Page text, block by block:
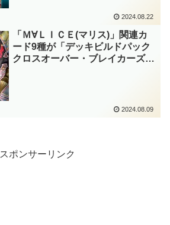
ク3！！効果が自己完結していて
優秀過ぎますね……。【遊戯王
OCG】
2024.08.22
「Ｍ∀ＬＩＣＥ(マリス)」関連カ
ード9種が「デッキビルドパック
クロスオーバー・ブレイカーズ」
ードを得意とするテーマです！！
2024.08.09
スポンサーリンク